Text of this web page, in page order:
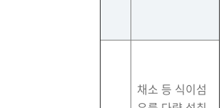
채소 등 식이섬